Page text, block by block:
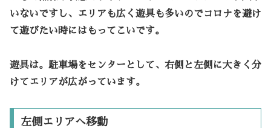
いないですし、エリアも広く遊具も多いのでコロナを避け
て遊びたい時にはもってこいです。
遊具は。駐車場をセンターとして、右側と左側に大きく分
けてエリアが広がっています。
左側エリアへ移動